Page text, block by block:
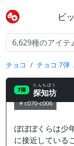
ビ
チョコ チョコ 7弾
7弾 探知坊
たんちぼう
c070-c006
ぼぼぼくらは少
に接近している